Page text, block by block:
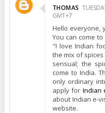
THOMAS
GMT+7
Hello everyone,
You can come
"I love Indian
the mix of
sensual; the
come to India.
only ordinary
apply for Indian
about Indian e-
website.